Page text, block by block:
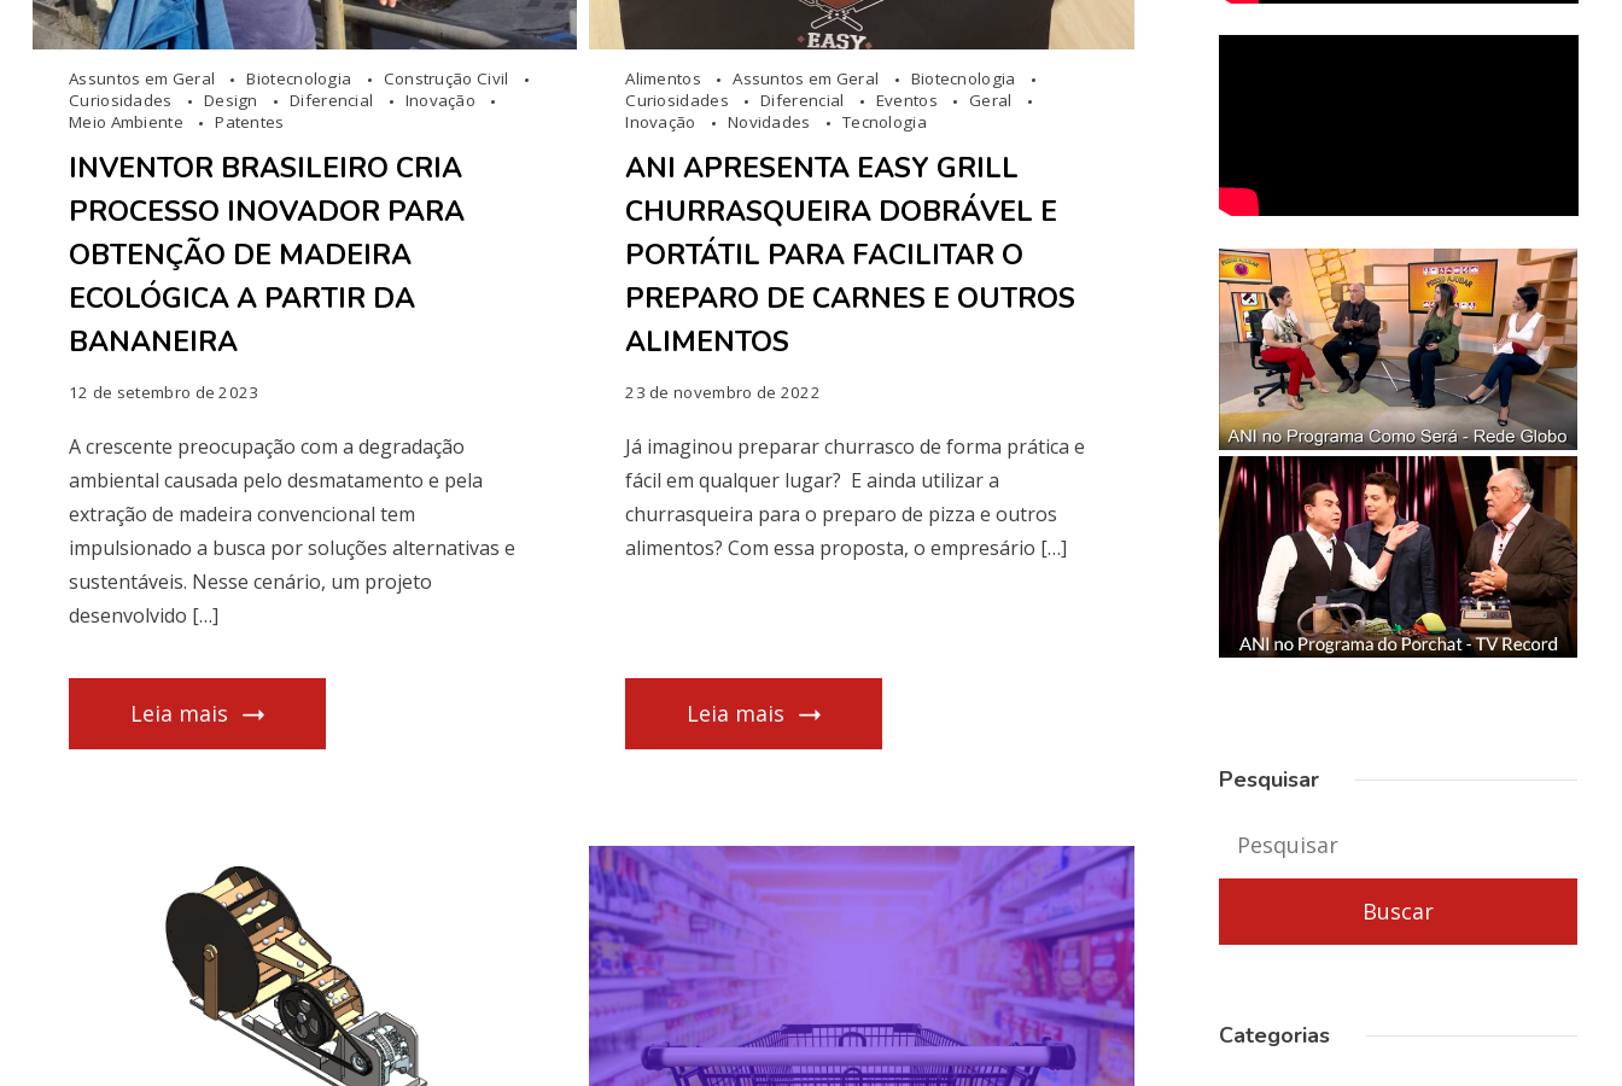
Assuntos em Geral Biotecnologia
Construção Civil
Curiosidades
Design Diferencial
Inovação
Meio Ambiente
Patentes
INVENTOR BRASILEIRO CRIA
PROCESSO INOVADOR PARA
OBTENÇÃO DE MADEIRA
ECOLÓGICA A PARTIR DA
BANANEIRA
12 de setembro de 2023
A crescente preocupação com a degradação
ambiental causada pelo desmatamento e pela
extração de madeira convencional tem
impulsionado a busca por soluções alternativas e
sustentáveis. Nesse cenário, um projeto
desenvolvido […]
Leia mais
Alimentos Assuntos em Geral
Biotecnologia
Curiosidades
Diferencial Eventos
Geral
Inovação
Novidades Tecnologia
ANI APRESENTA EASY GRILL
CHURRASQUEIRA DOBRÁVEL E
PORTÁTIL PARA FACILITAR O
PREPARO DE CARNES E OUTROS
ALIMENTOS
23 de novembro de 2022
Já imaginou preparar churrasco de forma prática e
fácil em qualquer lugar? E ainda utilizar a
churrasqueira para o preparo de pizza e outros
alimentos? Com essa proposta, o empresário […]
Leia mais
Pesquisar
Categorias